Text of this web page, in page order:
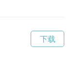
下载